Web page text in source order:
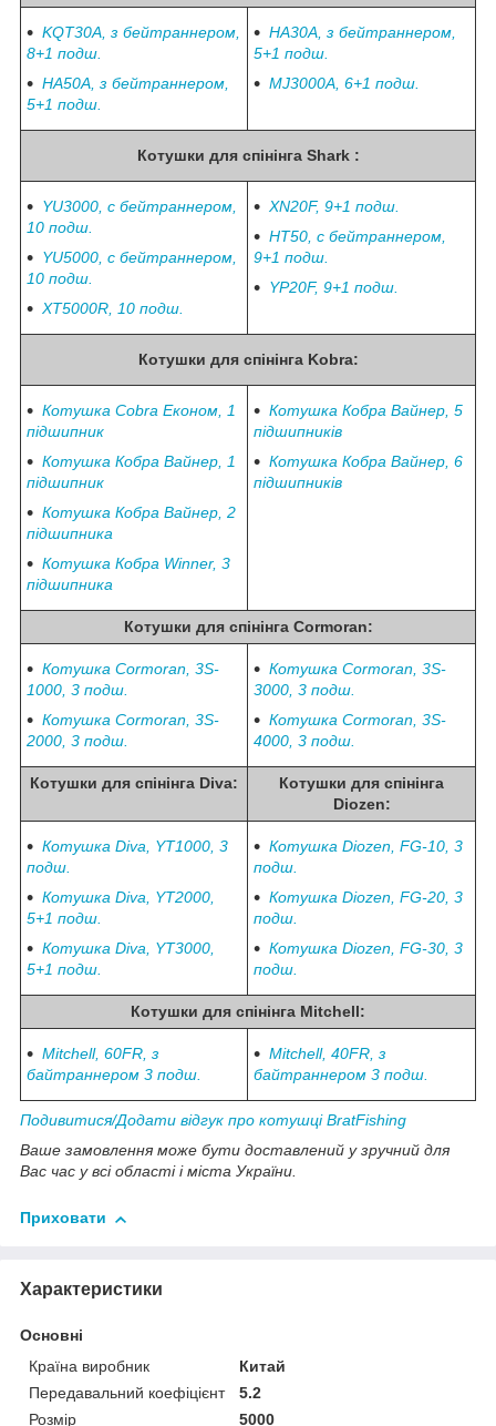
KQT30A, з бейтраннером,
8+1 подш.
HA50A, з бейтраннером,
5+1 подш.
HA30A, з бейтраннером,
5+1 подш.
MJ3000A, 6+1 подш.
Котушки для спінінга Shark :
YU3000, c бейтраннером,
10 подш.
YU5000, c бейтраннером,
10 подш.
XT5000R, 10 подш.
XN20F, 9+1 подш.
HT50, c бейтраннером,
9+1 подш.
YP20F, 9+1 подш.
Котушки для спінінга Kobra:
Котушка Cobra Економ, 1
підшипник
Котушка Кобра Вайнер, 1
підшипник
Котушка Кобра Вайнер, 2
підшипника
Котушка Кобра Winner, 3
підшипника
Котушка Кобра Вайнер, 5
підшипників
Котушка Кобра Вайнер, 6
підшипників
Котушки для спінінга Cormoran:
Котушка Cormoran, 3S-
1000, 3 подш.
Котушка Cormoran, 3S-
2000, 3 подш.
Котушка Cormoran, 3S-
3000, 3 подш.
Котушка Cormoran, 3S-
4000, 3 подш.
Котушки для спінінга Diva:
Котушки для спінінга
Diozen:
Котушка Diva, YT1000, 3
подш.
Котушка Diva, YT2000,
5+1 подш.
Котушка Diva, YT3000,
5+1 подш.
Котушка Diozen, FG-10, 3
подш.
Котушка Diozen, FG-20, 3
подш.
Котушка Diozen, FG-30, 3
подш.
Котушки для спінінга Mitchell:
Mitchell, 60FR, з
байтраннером 3 подш.
Mitchell, 40FR, з
байтраннером 3 подш.
Подивитися/Додати відгук про котушці BratFishing
Ваше замовлення може бути доставлений у зручний для
Вас час у всі області і міста України.
Приховати
Характеристики
Основні
Країна виробник
Китай
Передавальний коефіцієнт
5.2
Розмір
5000